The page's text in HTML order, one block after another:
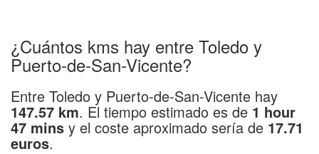
¿Cuántos kms hay entre Toledo y
Puerto-de-San-Vicente?
Entre Toledo y Puerto-de-San-Vicente hay
147.57 km. El tiempo estimado es de 1 hour
47 mins y el coste aproximado sería de 17.71
euros.